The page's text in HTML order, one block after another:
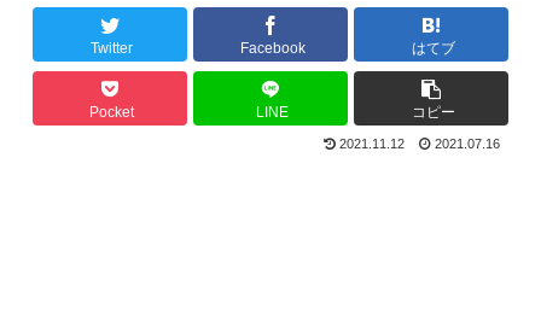
Twitter Facebook はてブ
Pocket LINE コピー
2021.11.12 2021.07.16